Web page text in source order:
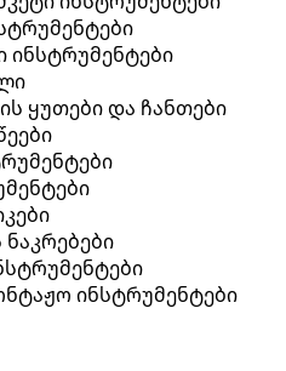
ინსტრუმენტები
ყუთები და ჩანთები
ინსტრუმენტები